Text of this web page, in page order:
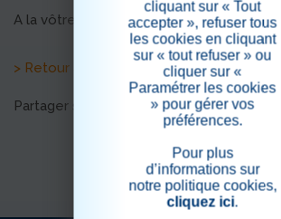
A la vôtre et à la santé des habitants du
> Retour aux actualités
Partager sur les réseaux sociaux
cliquant sur « Tout
accepter », refuser tous
les cookies en cliquant
sur « tout refuser » ou
cliquer sur «
Paramétrer les cookies
» pour gérer vos
préférences.
Pour plus
d’informations sur
notre politique cookies,
cliquez ici.